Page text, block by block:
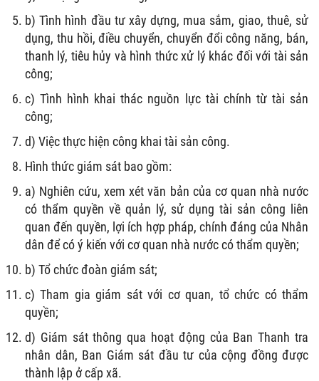
b) Tình hình đầu tư xây dựng, mua sắm, giao, thuê, sử
dụng, thu hồi, điều chuyển, chuyển đổi công năng, bán,
thanh lý, tiêu hủy và hình thức xử lý khác đối với tài sản
công;
c) Tình hình khai thác nguồn lực tài chính từ tài sản
công;
d) Việc thực hiện công khai tài sản công.
Hình thức giám sát bao gồm:
a) Nghiên cứu, xem xét văn bản của cơ quan nhà nước
có thẩm quyền về quản lý, sử dụng tài sản công liên
quan đến quyền, lợi ích hợp pháp, chính đáng của Nhân
dân để có ý kiến với cơ quan nhà nước có thẩm quyền;
b) Tổ chức đoàn giám sát;
c) Tham gia giám sát với cơ quan, tổ chức có thẩm
quyền;
d) Giám sát thông qua hoạt động của Ban Thanh tra
nhân dân, Ban Giám sát đầu tư của cộng đồng được
thành lập ở cấp xã.